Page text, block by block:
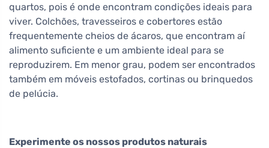
quartos, pois é onde encontram condições ideais para
viver. Colchões, travesseiros e cobertores estão
frequentemente cheios de ácaros, que encontram aí
alimento suficiente e um ambiente ideal para se
reproduzirem. Em menor grau, podem ser encontrados
também em móveis estofados, cortinas ou brinquedos
de pelúcia.
Experimente os nossos produtos naturais